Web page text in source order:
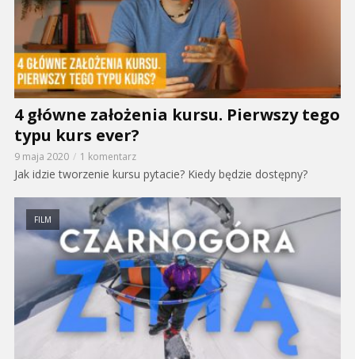
4 główne założenia kursu. Pierwszy tego
typu kurs ever?
9 maja 2020 1 komentarz
Jak idzie tworzenie kursu pytacie? Kiedy będzie dostępny?
FILM